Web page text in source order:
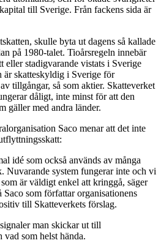
till Sverige. Från fackens sida är
skulle byta ut dagens så kallade
på 1980-talet. Tioårsregeln innebär
eller stadigvarande vistats i Sverige
är skatteskyldig i Sverige för
tillgångar, så som aktier. Skatteverket
dåligt, inte minst för att den
gäller med andra länder.
Saco menar att det inte
idé som också används av många
Nuvarande system fungerar inte och vi
är väldigt enkel att kringgå, säger
som författar organisationens
till Skatteverkets förslag.
man skickar ut till
vad som helst hända.